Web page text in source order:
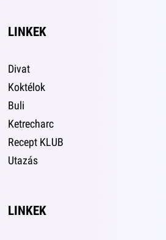
LINKEK
Divat
Koktélok
Buli
Ketrecharc
Recept KLUB
Utazás
LINKEK